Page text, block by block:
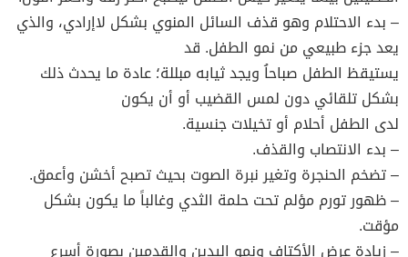
– بدء الاحتلام وهو قذف السائل المنوي بشكل لاإرادي، والذي
يعد جزء طبيعي من نمو الطفل. قد
يستيقظ الطفل صباحاُ ويجد ثيابه مبللة؛ عادة ما يحدث ذلك
بشكل تلقائي دون لمس القضيب أو أن يكون
لدى الطفل أحلام أو تخيلات جنسية.
– بدء الانتصاب والقذف.
– تضخم الحنجرة وتغير نبرة الصوت بحيث تصبح أخشن وأعمق.
– ظهور تورم مؤلم تحت حلمة الثدي وغالباً ما يكون بشكل
مؤقت.